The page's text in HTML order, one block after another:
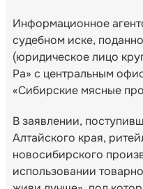
Информационное
судебном иске,
(юридическое лицо
Ра» с центральным
«Сибирские мясные
В заявлении,
Алтайского края,
новосибирского
использовании